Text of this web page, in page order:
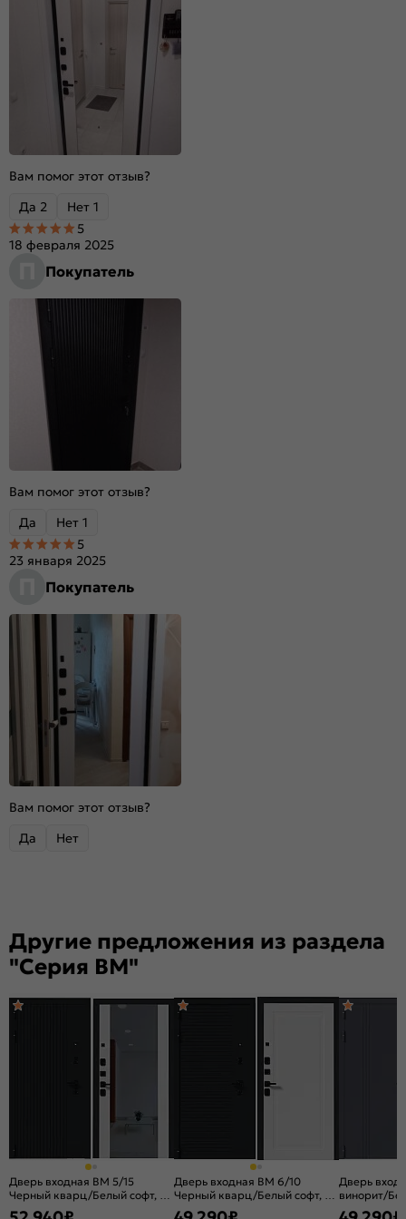
Качество:
Вам помог этот отзыв?
Да 2 Нет 1
Покупатель
18 февраля 2025
5
Вам помог этот отзыв?
Да
Нет 1
Покупатель
23 января 2025
5
Вам помог этот отзыв?
Да
Нет
Другие предложения из раздела
"Серия BM"
Дверь входная BM 5/15
Черный кварц/Белый софт, с
зеркалом, 2 замка, с ночной
Дверь входная BM 6/10
Черный кварц/Белый софт, 2
замка, с ночной задвижкой
Дверь
винорит/
с ночной